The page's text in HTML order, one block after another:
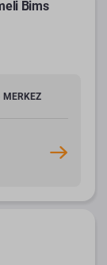
Bims
MERKEZ